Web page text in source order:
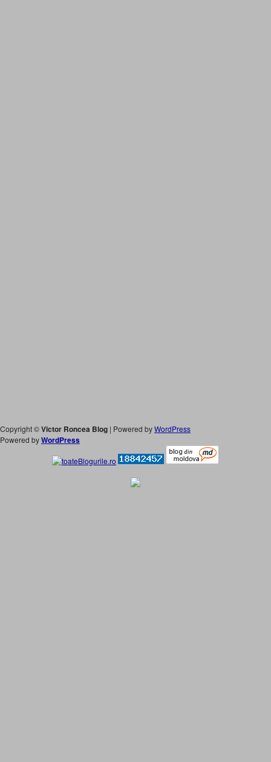
Copyright ©Victor Roncea Blog | Powered byWordPress
Powered byWordPress